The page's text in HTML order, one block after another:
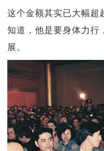
这个金额其实已大幅超
知道，他是要身体力
展。